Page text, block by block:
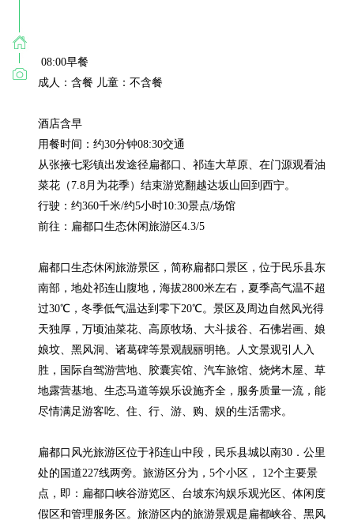
08:00早餐
成人：含餐 儿童：不含餐
酒店含早
用餐时间：约30分钟08:30交通
从张掖七彩镇出发途径扁都口、祁连大草原、在门源观看油
菜花（7.8月为花季）结束游览翻越达坂山回到西宁。
行驶：约360千米/约5小时10:30景点/场馆
前往：扁都口生态休闲旅游区4.3/5
扁都口生态休闲旅游景区，简称扁都口景区，位于民乐县东
南部，地处祁连山腹地，海拔2800米左右，夏季高气温不超
过30℃，冬季低气温达到零下20℃。景区及周边自然风光得
天独厚，万顷油菜花、高原牧场、大斗拔谷、石佛岩画、娘
娘坟、黑风洞、诸葛碑等景观靓丽明艳。人文景观引人入
胜，国际自驾游营地、胶囊宾馆、汽车旅馆、烧烤木屋、草
地露营基地、生态马道等娱乐设施齐全，服务质量一流，能
尽情满足游客吃、住、行、游、购、娱的生活需求。
扁都口风光旅游区位于祁连山中段，民乐县城以南30．公里
处的国道227线两旁。旅游区分为，5个小区， 12个主要景
点，即：扁都口峡谷游览区、台坡东沟娱乐观光区、体闲度
假区和管理服务区。旅游区内的旅游景观是扁都峡谷、黑风